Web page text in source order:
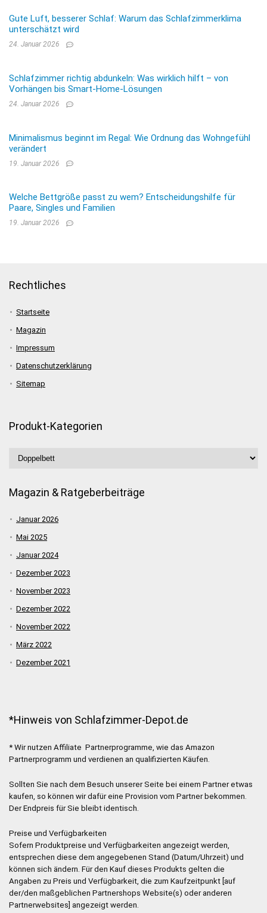
Gute Luft, besserer Schlaf: Warum das Schlafzimmerklima
unterschätzt wird
24. Januar 2026
Schlafzimmer richtig abdunkeln: Was wirklich hilft – von
Vorhängen bis Smart-Home-Lösungen
24. Januar 2026
Minimalismus beginnt im Regal: Wie Ordnung das Wohngefühl
verändert
19. Januar 2026
Welche Bettgröße passt zu wem? Entscheidungshilfe für
Paare, Singles und Familien
19. Januar 2026
Rechtliches
Startseite
Magazin
Impressum
Datenschutzerklärung
Sitemap
Produkt-Kategorien
Magazin & Ratgeberbeiträge
Januar 2026
Mai 2025
Januar 2024
Dezember 2023
November 2023
Dezember 2022
November 2022
März 2022
Dezember 2021
*Hinweis von Schlafzimmer-Depot.de
* Wir nutzen Affiliate Partnerprogramme, wie das Amazon
Partnerprogramm und verdienen an qualifizierten Käufen.
Sollten Sie nach dem Besuch unserer Seite bei einem Partner etwas
kaufen, so können wir dafür eine Provision vom Partner bekommen.
Der Endpreis für Sie bleibt identisch.
Preise und Verfügbarkeiten
Sofern Produktpreise und Verfügbarkeiten angezeigt werden,
entsprechen diese dem angegebenen Stand (Datum/Uhrzeit) und
können sich ändern. Für den Kauf dieses Produkts gelten die
Angaben zu Preis und Verfügbarkeit, die zum Kaufzeitpunkt [auf
der/den maßgeblichen Partnershops Website(s) oder anderen
Partnerwebsites] angezeigt werden.